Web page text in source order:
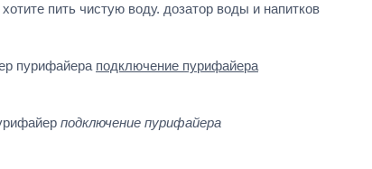
пить чистую воду. дозатор воды и напитков
пурифайера подключение пурифайера
подключение пурифайера